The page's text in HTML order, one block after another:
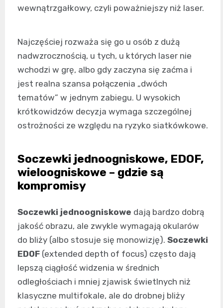
wewnątrzgałkowy, czyli poważniejszy niż laser.
Najczęściej rozważa się go u osób z dużą
nadwzrocznością, u tych, u których laser nie
wchodzi w grę, albo gdy zaczyna się zaćma i
jest realna szansa połączenia „dwóch
tematów” w jednym zabiegu. U wysokich
krótkowidzów decyzja wymaga szczególnej
ostrożności ze względu na ryzyko siatkówkowe.
Soczewki jednoogniskowe, EDOF,
wieloogniskowe – gdzie są
kompromisy
Soczewki jednoogniskowe dają bardzo dobrą
jakość obrazu, ale zwykle wymagają okularów
do bliży (albo stosuje się monowizję). Soczewki
EDOF (extended depth of focus) często dają
lepszą ciągłość widzenia w średnich
odległościach i mniej zjawisk świetlnych niż
klasyczne multifokale, ale do drobnej bliży